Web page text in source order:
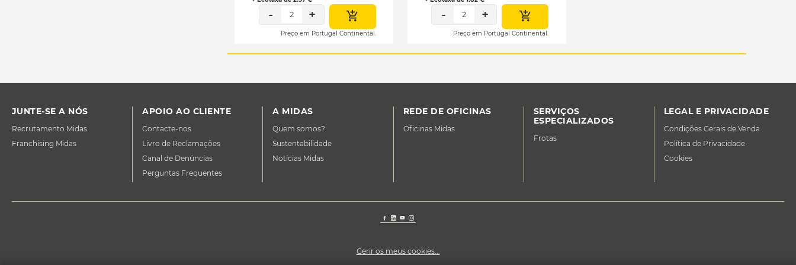
- 2 +
Preço em Portugal Continental.
- 2 +
Preço em Portugal Continental.
JUNTE-SE A NÓS
Recrutamento Midas
Franchising Midas
APOIO AO CLIENTE
Contacte-nos
Livro de Reclamações
Canal de Denúncias
Perguntas Frequentes
A MIDAS
Quem somos?
Sustentabilidade
Notícias Midas
REDE DE OFICINAS
Oficinas Midas
SERVIÇOS
ESPECIALIZADOS
Frotas
LEGAL E PRIVACIDADE
Condições Gerais de Venda
Política de Privacidade
Cookies
Gerir os meus cookies...